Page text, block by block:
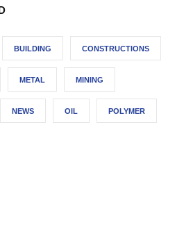
BUILDING CONSTRUCTIONS
METAL MINING
NEWS OIL POLYMER